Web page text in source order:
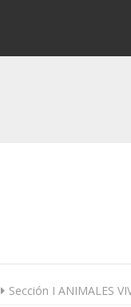
Sección I ANIMALES